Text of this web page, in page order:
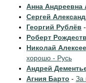
Анна Андреевна
Сергей
Георгий Рублёв -
Роберт
Николай
хорошо - Русь
Андрей
Агния Барто - За